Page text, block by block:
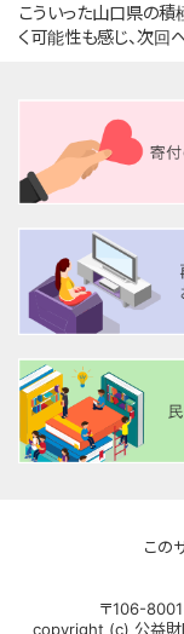
こういった山口県の積
く可能性も感じ、次回
この
〒106-
copyright (c) 公益財